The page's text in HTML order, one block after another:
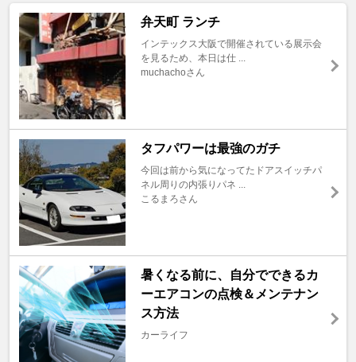
弁天町 ランチ
インテックス大阪で開催されている展示会
を見るため、本日は仕 ...
muchachoさん
タフパワーは最強のガチ
今回は前から気になってたドアスイッチパ
ネル周りの内張りパネ ...
こるまろさん
暑くなる前に、自分でできるカ
ーエアコンの点検＆メンテナン
ス方法
カーライフ